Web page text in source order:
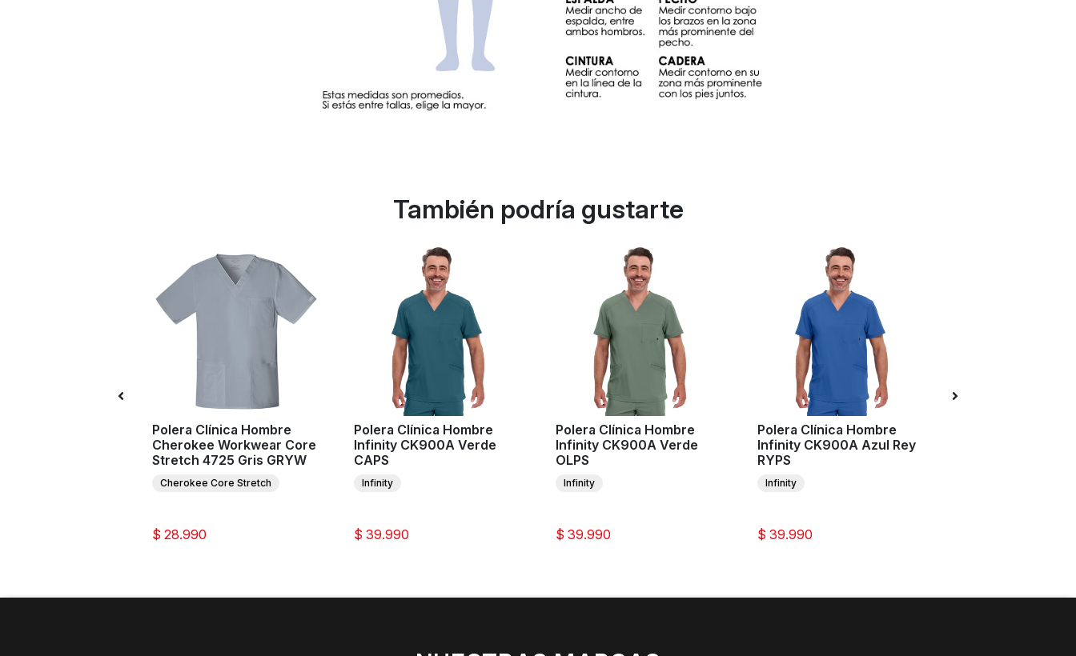
También podría gustarte
Polera Clínica Hombre
Cherokee Workwear Core
Stretch 4725 Gris GRYW
Cherokee Core Stretch
$ 28.990
Polera Clínica Hombre
Infinity CK900A Verde
CAPS
Infinity
$ 39.990
Polera Clínica Hombre
Infinity CK900A Verde
OLPS
Infinity
$ 39.990
Polera Clínica Hombre
Infinity CK900A Azul Rey
RYPS
Infinity
$ 39.990